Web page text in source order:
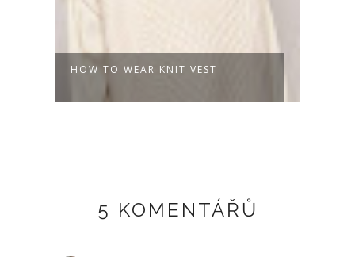
HOW TO WEAR KNIT VEST
5 KOMENTÁŘŮ